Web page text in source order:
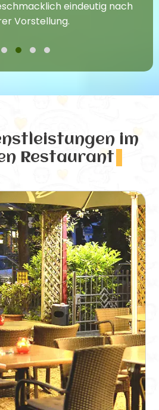
eindeutig nach
Vorstellung.
im
Restaurant